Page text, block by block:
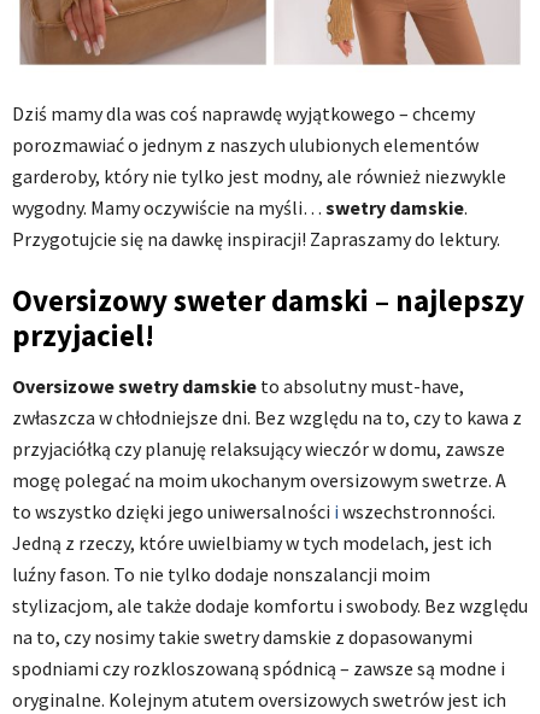
Dziś mamy dla was coś naprawdę wyjątkowego – chcemy
porozmawiać o jednym z naszych ulubionych elementów
garderoby, który nie tylko jest modny, ale również niezwykle
wygodny. Mamy oczywiście na myśli… swetry damskie.
Przygotujcie się na dawkę inspiracji! Zapraszamy do lektury.
Oversizowy sweter damski – najlepszy
przyjaciel!
Oversizowe swetry damskie to absolutny must-have,
zwłaszcza w chłodniejsze dni. Bez względu na to, czy to kawa z
przyjaciółką czy planuję relaksujący wieczór w domu, zawsze
mogę polegać na moim ukochanym oversizowym swetrze. A
to wszystko dzięki jego uniwersalności i wszechstronności.
Jedną z rzeczy, które uwielbiamy w tych modelach, jest ich
luźny fason. To nie tylko dodaje nonszalancji moim
stylizacjom, ale także dodaje komfortu i swobody. Bez względu
na to, czy nosimy takie swetry damskie z dopasowanymi
spodniami czy rozkloszowaną spódnicą – zawsze są modne i
oryginalne. Kolejnym atutem oversizowych swetrów jest ich